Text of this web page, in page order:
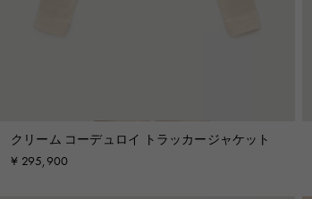
クリーム コーデュロイ トラッカージャケット
¥ 295,900